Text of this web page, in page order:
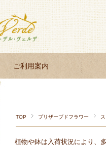
ご利用案内
TOP プリザーブドフラワー
植物や鉢は入荷状況により、